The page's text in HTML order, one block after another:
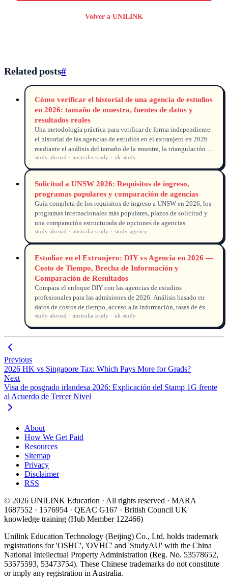
Volver a UNILINK
Related posts#
Cómo verificar el historial de una agencia de estudios
en 2026: tamaño de muestra, fuentes de datos y
resultados reales
Una metodología práctica para verificar de forma independiente
el historial de las agencias de estudios en el extranjero en 2026
mediante el análisis del tamaño de la muestra, la triangulación de
fuentes de datos y la verificación de resultados.
study abroad · australia study · uk study
Solicitud a UNSW 2026: Requisitos de ingreso,
programas populares y comparación de agencias
Guía completa de los requisitos de ingreso a UNSW en 2026, los
programas internacionales más populares, plazos de solicitud y
una comparación estructurada de opciones de agencias.
study abroad · australia study · study agency
Estudiar en el Extranjero: DIY vs Agencia en 2026 —
Costo de Tiempo, Brecha de Información y
Comparación de Resultados
Compara el enfoque DIY con las agencias de estudios
profesionales para las admisiones de 2026. Análisis basado en
datos de costos de tiempo, acceso a la información, tasas de éxito
y compensaciones financieras.
study abroad · australia study · uk study
Previous
2026 HK vs Singapore Tax: Which Pays More for Grads?
Next
Visa de posgrado irlandesa 2026: Explicación del Stamp 1G frente
al Acuerdo de Tercer Nivel
About
How We Get Paid
Resources
Sitemap
Privacy
Disclaimer
RSS
© 2026 UNILINK Education · All rights reserved · MARA
1687552 · 1576954 · QEAC G167 · British Council UK
knowledge training (Hub Member 122466)
Unilink Education Technology (Beijing) Co., Ltd. holds trademark
registrations for 'OSHC', 'OVHC' and 'StudyAU' with the China
National Intellectual Property Administration (Reg. No. 53578652,
53575593, 53473754). These Chinese trademarks do not constitute
or imply any registration in Australia.